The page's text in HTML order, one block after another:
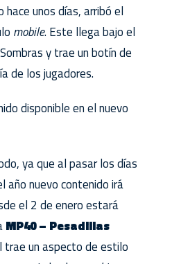
unos días, arribó el
mobile. Este llega bajo el
y trae un botín de
de los jugadores.
disponible en el nuevo
ya que al pasar los días
año nuevo contenido irá
el 2 de enero estará
MP40 – Pesadillas
trae un aspecto de estilo